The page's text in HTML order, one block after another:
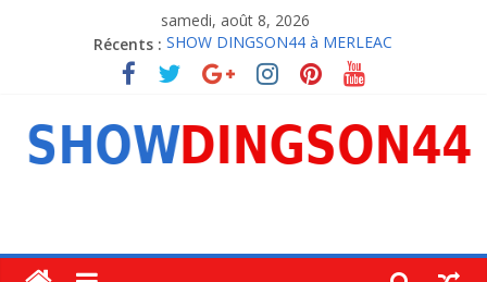
samedi, août 8, 2026
Récents : SHOW DINGSON44 à MERLEAC
PROGRAMME 2025
INSCRIPTION DES FIGURANTS
REGLEMENT